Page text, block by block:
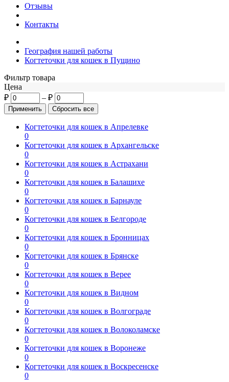
Отзывы
Контакты
География нашей работы
Когтеточки для кошек в Пущино
Фильтр товара
Цена
₽
– ₽
Когтеточки для кошек в Апрелевке
0
Когтеточки для кошек в Архангельске
0
Когтеточки для кошек в Астрахани
0
Когтеточки для кошек в Балашихе
0
Когтеточки для кошек в Барнауле
0
Когтеточки для кошек в Белгороде
0
Когтеточки для кошек в Бронницах
0
Когтеточки для кошек в Брянске
0
Когтеточки для кошек в Верее
0
Когтеточки для кошек в Видном
0
Когтеточки для кошек в Волгограде
0
Когтеточки для кошек в Волоколамске
0
Когтеточки для кошек в Воронеже
0
Когтеточки для кошек в Воскресенске
0